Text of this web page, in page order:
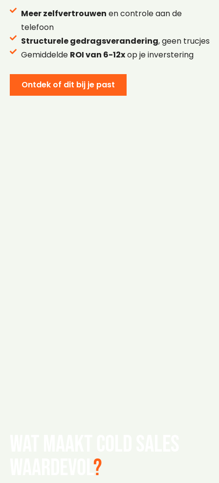
Meer zelfvertrouwen en controle aan de
telefoon
Structurele gedragsverandering, geen trucjes
Gemiddelde ROI van 6-12xop je inverstering
Ontdek of dit bij je past
?